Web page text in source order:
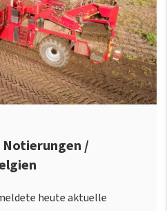
/
heute aktuelle